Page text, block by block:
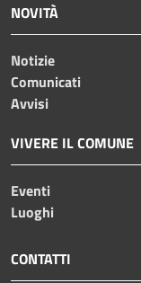
NOVITÀ
Notizie
Comunicati
Avvisi
VIVERE IL COMUNE
Eventi
Luoghi
CONTATTI